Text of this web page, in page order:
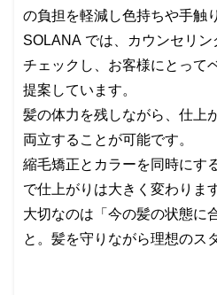
の負担を軽減し色持ちや手触
SOLANA では、カウンセリン
チェックし、お客様にとって
提案しています。
髪の体力を残しながら、仕上
両立することが可能です。
縮毛矯正とカラーを同時にす
で仕上がりは大きく変わります
大切なのは「今の髪の状態に
と。髪を守りながら理想のス